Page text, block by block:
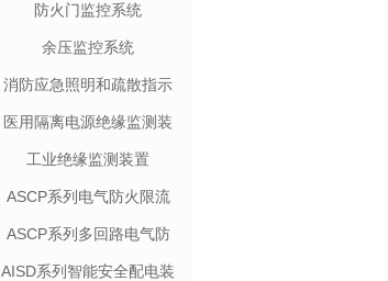
防火门监控系统
余压监控系统
消防应急照明和疏散指示
医用隔离电源绝缘监测装
置
工业绝缘监测装置
ASCP系列电气防火限流
式保护器
ASCP系列多回路电气防
火限流式保护箱
AISD系列智能安全配电装